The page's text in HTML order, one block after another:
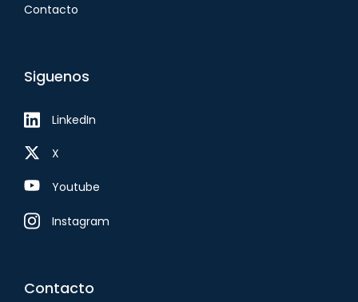
Contacto
Siguenos
LinkedIn
X
Youtube
Instagram
Contacto